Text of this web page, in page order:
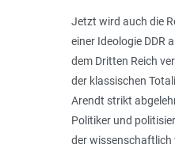
Jetzt wird auch die
einer Ideologie DDR
dem Dritten Reich
der klassischen
Arendt strikt
Politiker und
der